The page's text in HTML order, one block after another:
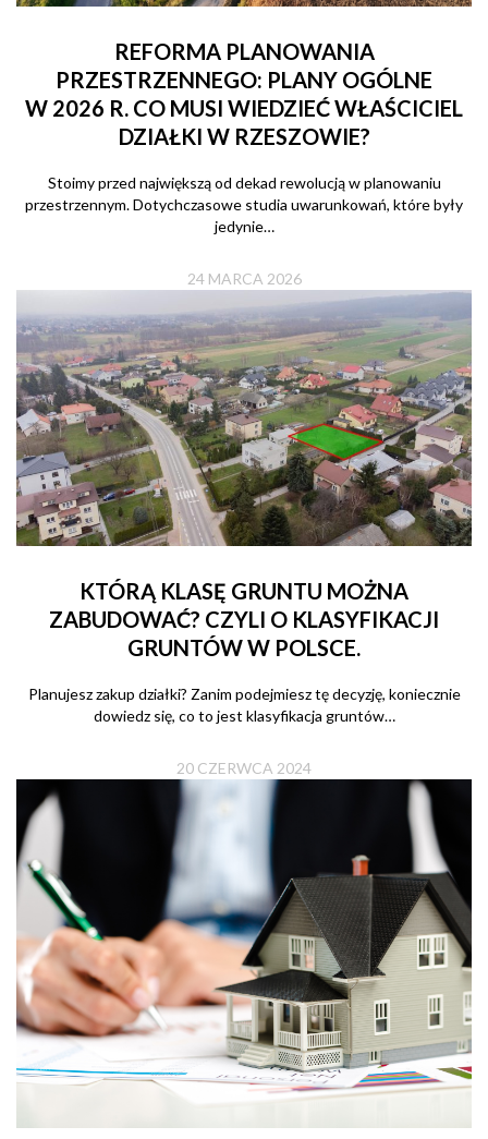
REFORMA PLANOWANIA
PRZESTRZENNEGO: PLANY OGÓLNE
W 2026 R. CO MUSI WIEDZIEĆ WŁAŚCICIEL
DZIAŁKI W RZESZOWIE?
Stoimy przed największą od dekad rewolucją w planowaniu
przestrzennym. Dotychczasowe studia uwarunkowań, które były
jedynie…
24 MARCA 2026
KTÓRĄ KLASĘ GRUNTU MOŻNA
ZABUDOWAĆ? CZYLI O KLASYFIKACJI
GRUNTÓW W POLSCE.
Planujesz zakup działki? Zanim podejmiesz tę decyzję, koniecznie
dowiedz się, co to jest klasyfikacja gruntów…
20 CZERWCA 2024